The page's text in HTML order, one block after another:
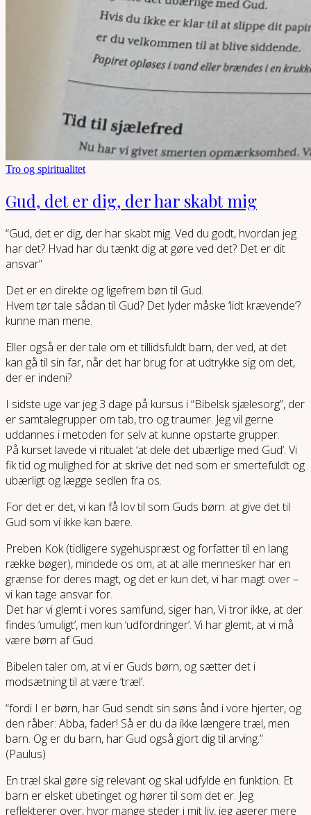
Tro og spiritualitet
Gud, det er dig, der har skabt mig
“Gud, det er dig, der har skabt mig. Ved du godt, hvordan jeg
har det? Hvad har du tænkt dig at gøre ved det? Det er dit
ansvar”
Det er en direkte og ligefrem bøn til Gud.
Hvem tør tale sådan til Gud? Det lyder måske ‘lidt krævende’?
kunne man mene.
Eller også er der tale om et tillidsfuldt barn, der ved, at det
kan gå til sin far, når det har brug for at udtrykke sig om det,
der er indeni?
I sidste uge var jeg 3 dage på kursus i “Bibelsk sjælesorg”, der
er samtalegrupper om tab, tro og traumer. Jeg vil gerne
uddannes i metoden for selv at kunne opstarte grupper.
På kurset lavede vi ritualet ‘at dele det ubærlige med Gud’. Vi
fik tid og mulighed for at skrive det ned som er smertefuldt og
ubærligt og lægge sedlen fra os.
For det er det, vi kan få lov til som Guds børn: at give det til
Gud som vi ikke kan bære.
Preben Kok (tidligere sygehuspræst og forfatter til en lang
række bøger), mindede os om, at at alle mennesker har en
grænse for deres magt, og det er kun det, vi har magt over –
vi kan tage ansvar for.
Det har vi glemt i vores samfund, siger han, Vi tror ikke, at der
findes ‘umuligt’, men kun ‘udfordringer’. Vi har glemt, at vi må
være børn af Gud.
Bibelen taler om, at vi er Guds børn, og sætter det i
modsætning til at være ‘træl’.
“fordi I er børn, har Gud sendt sin søns ånd i vore hjerter, og
den råber: Abba, fader! Så er du da ikke længere træl, men
barn. Og er du barn, har Gud også gjort dig til arving.”
(Paulus)
En træl skal gøre sig relevant og skal udfylde en funktion. Et
barn er elsket ubetinget og hører til som det er. Jeg
reflekterer over, hvor mange steder i mit liv, jeg agerer mere